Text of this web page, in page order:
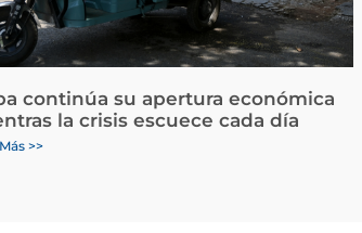
continúa su apertura económica
la crisis escuece cada día
>>